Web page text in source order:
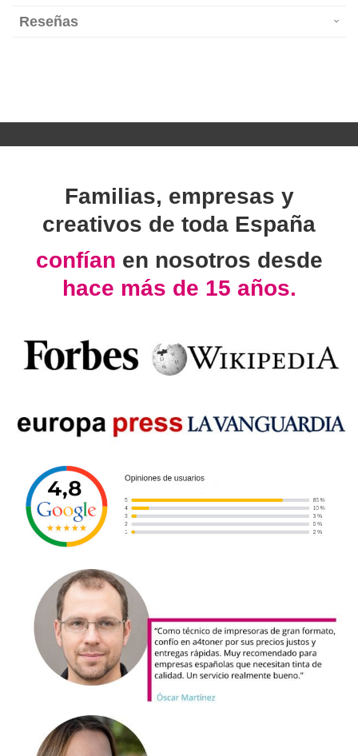
Reseñas
Familias, empresas y
creativos de toda España
confían en nosotros desde
hace más de 15 años.